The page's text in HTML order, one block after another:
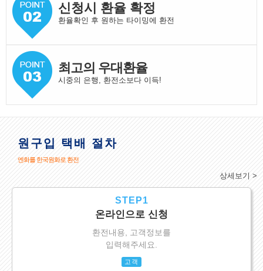
신청시 환율 확정
환율확인 후 원하는 타이밍에 환전
최고의 우대환율
시중의 은행, 환전소보다 이득!
원구입 택배 절차
엔화를 한국원화로 환전
상세보기 >
STEP1
온라인으로 신청
환전내용, 고객정보를
입력해주세요.
고객